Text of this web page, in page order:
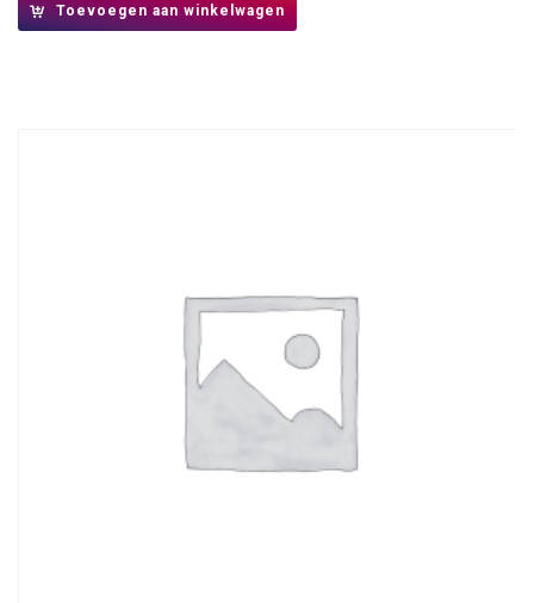
Toevoegen aan winkelwagen